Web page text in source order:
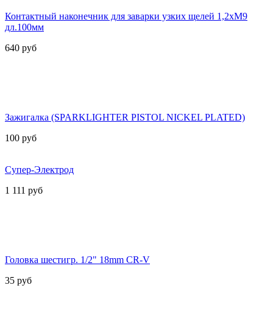
Контактный наконечник для заварки узких щелей 1,2хМ9
дл.100мм
640 руб
Зажигалка (SPARKLIGHTER PISTOL NICKEL PLATED)
100 руб
Супер-Электрод
1 111 руб
Головка шестигр. 1/2" 18mm CR-V
35 руб